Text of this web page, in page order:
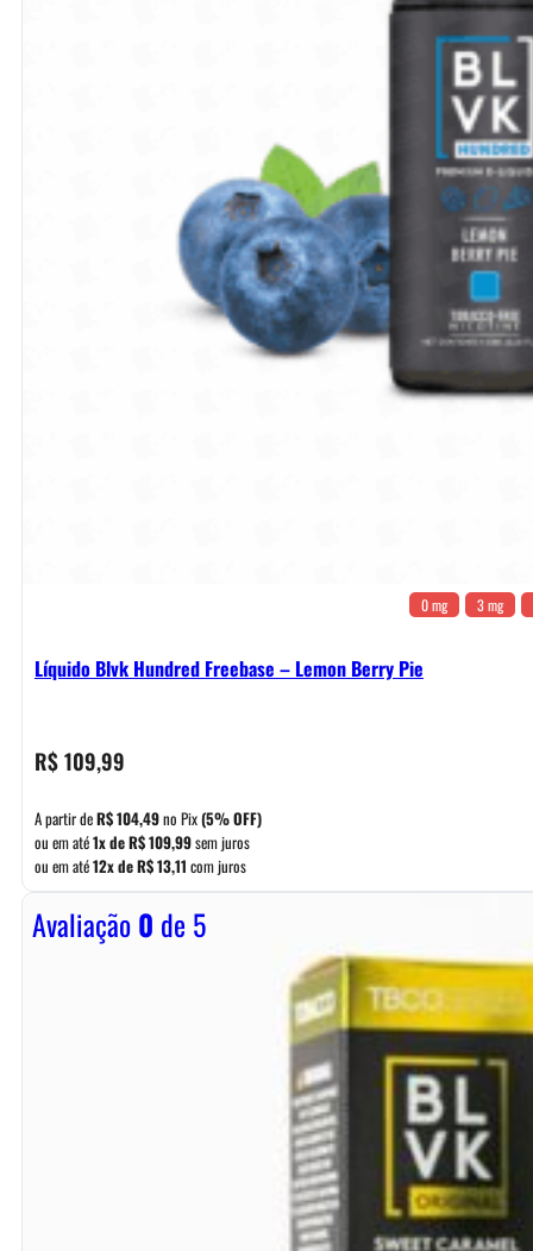
0 mg 3 mg
Líquido Blvk Hundred Freebase – Lemon Berry Pie
R$109,99
A partir deR$104,49no Pix(5% OFF)
ou em até1x deR$109,99sem juros
ou em até12x deR$13,11 com juros
Avaliação0 de 5